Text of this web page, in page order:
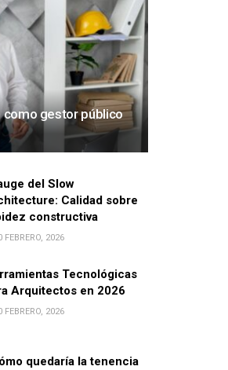
como gestor público
del Slow
Calidad sobre
constructiva
FEBRERO, 2026
Tecnológicas
Arquitectos en 2026
FEBRERO, 2026
quedaría la tenencia